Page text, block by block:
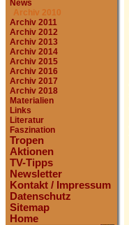
News
Archiv 2010
Archiv 2011
Archiv 2012
Archiv 2013
Archiv 2014
Archiv 2015
Archiv 2016
Archiv 2017
Archiv 2018
Materialien
Links
Literatur
Faszination
Tropen
Aktionen
TV-Tipps
Newsletter
Kontakt / Impressum
Datenschutz
Sitemap
Home